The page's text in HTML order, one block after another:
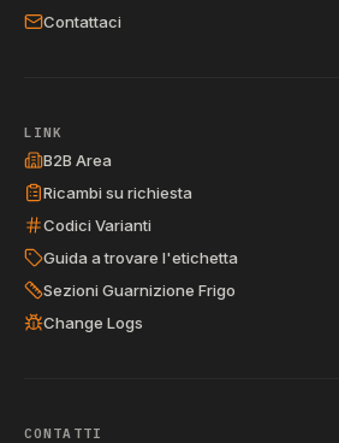
Contattaci
LINK
B2B Area
Ricambi su richiesta
Codici Varianti
Guida a trovare l'etichetta
Sezioni Guarnizione Frigo
Change Logs
CONTATTI